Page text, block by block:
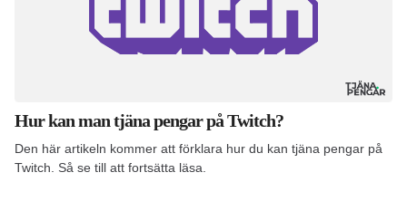
Hur kan man tjäna pengar på Twitch?
Den här artikeln kommer att förklara hur du kan tjäna pengar på
Twitch. Så se till att fortsätta läsa.